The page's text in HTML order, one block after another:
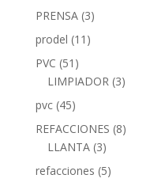
PRENSA (3)
prodel (11)
PVC (51)
LIMPIADOR (3)
pvc (45)
REFACCIONES (8)
LLANTA (3)
refacciones (5)